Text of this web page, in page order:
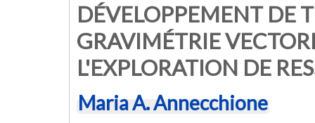
DÉVELOPPEMENT DE
GRAVIMÉTRIE
L'EXPLORATION DE
Maria A. Annecchione